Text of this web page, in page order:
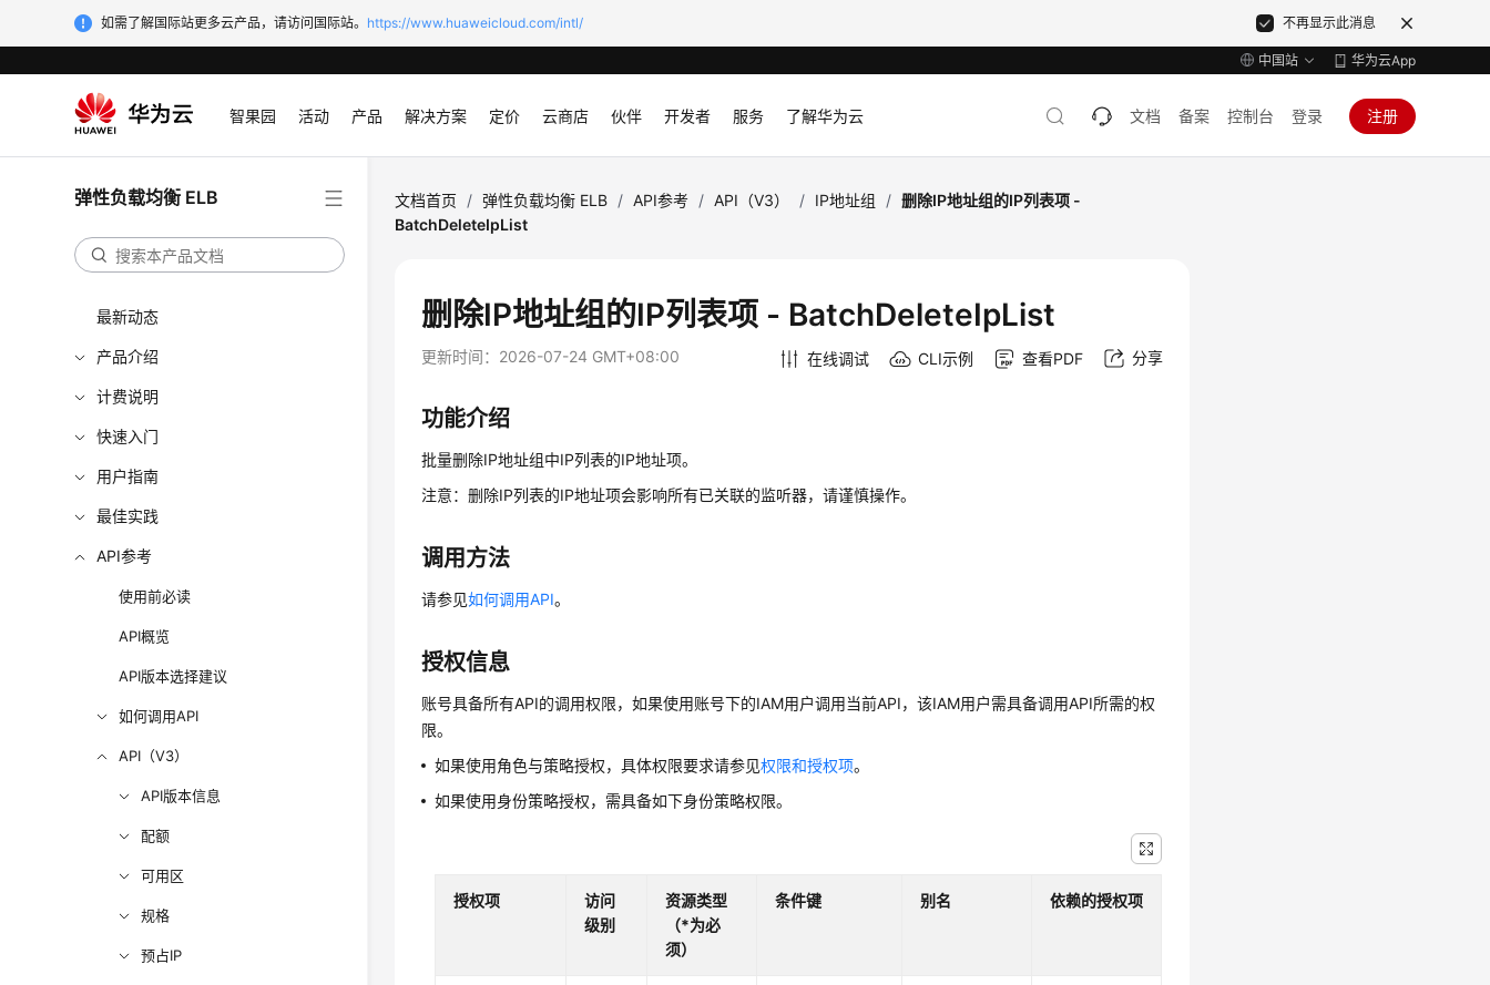
如需了解国际站更多云产品，请访问国际站。 https://www.huaweicloud.com/intl/ 不再显示此消息
中国站 华为云App
智果园 活动 产品 解决方案 定价 云商店 伙伴 开发者 服务 了解华为云 文档 备案 控制台 登录 注册
弹性负载均衡 ELB
最新动态
产品介绍
计费说明
快速入门
用户指南
最佳实践
API参考
使用前必读
API概览
API版本选择建议
如何调用API
API（V3）
API版本信息
配额
可用区
规格
预占IP
文档首页 / 弹性负载均衡 ELB / API参考 / API（V3） / IP地址组 / 删除IP地址组的IP列表项 -
BatchDeleteIpList
删除IP地址组的IP列表项 - BatchDeleteIpList
更新时间： 2026-07-24 GMT+08:00 在线调试 CLI示例 查看PDF 分享
功能介绍
批量删除IP地址组中IP列表的IP地址项。
注意：删除IP列表的IP地址项会影响所有已关联的监听器，请谨慎操作。
调用方法
请参见如何调用API。
授权信息
账号具备所有API的调用权限，如果使用账号下的IAM用户调用当前API，该IAM用户需具备调用API所需的权
限。
如果使用角色与策略授权，具体权限要求请参见权限和授权项。
如果使用身份策略授权，需具备如下身份策略权限。
授权项
访问
级别
资源类型
（*为必
须）
条件键 别名 依赖的授权项